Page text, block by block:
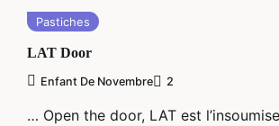
Pastiches
LAT Door
Enfant De Novembre 2
… Open the door, LAT est l’insoumise